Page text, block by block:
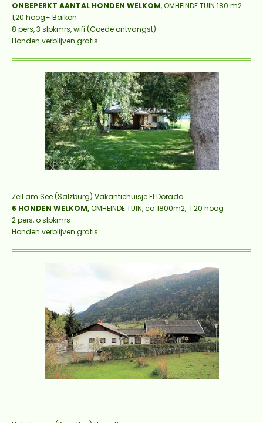
ONBEPERKT AANTAL HONDEN WELKOM, OMHEINDE TUIN 180 m2
1,20 hoog+ Balkon
8 pers, 3 slpkmrs, wifi (Goede ontvangst)
Honden verblijven gratis
Zell am See (Salzburg) Vakantiehuisje El Dorado
6 HONDEN WELKOM,OMHEINDE TUIN, ca 1800m2, 1.20 hoog
2 pers, o slpkmrs
Honden verblijven gratis